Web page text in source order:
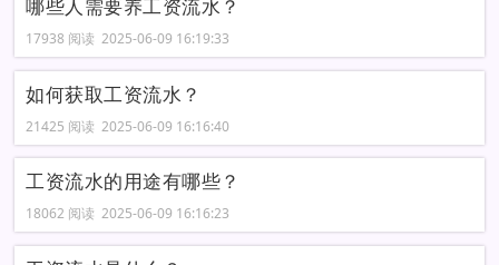
哪些人需要养工资流水？
17938 阅读 2025-06-09 16:19:33
如何获取工资流水？
21425 阅读 2025-06-09 16:16:40
工资流水的用途有哪些？
18062 阅读 2025-06-09 16:16:23